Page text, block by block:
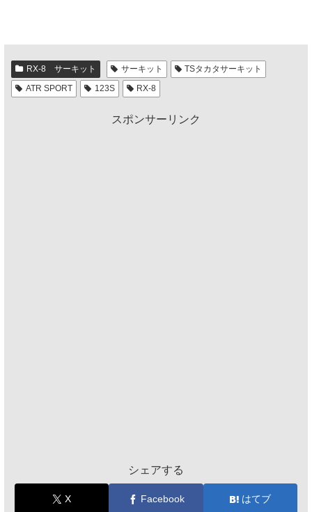
RX-8 サーキット サーキット
TSタカタサーキット
ATR SPORT
123S RX-8
スポンサーリンク
シェアする
X Facebook はてブ